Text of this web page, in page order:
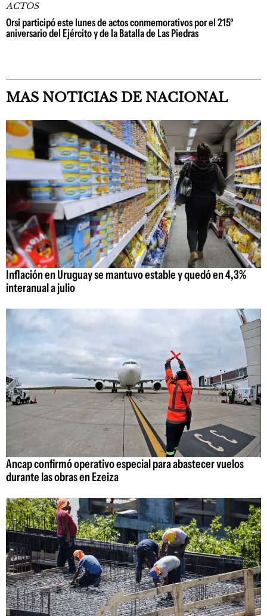
ACTOS
Orsi participó este lunes de actos conmemorativos por el 215º
aniversario del Ejército y de la Batalla de Las Piedras
MAS NOTICIAS DE NACIONAL
Inflación en Uruguay se mantuvo estable y quedó en 4,3%
interanual a julio
Ancap confirmó operativo especial para abastecer vuelos
durante las obras en Ezeiza